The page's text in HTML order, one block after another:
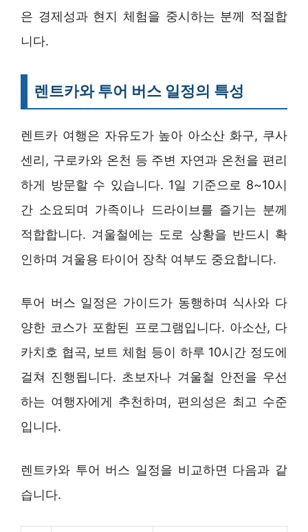
은 경제성과 현지 체험을 중시하는 분께 적절합
니다.
렌트카와 투어 버스 일정의 특성
렌트카 여행은 자유도가 높아 아소산 화구, 쿠사
센리, 구로카와 온천 등 주변 자연과 온천을 편리
하게 방문할 수 있습니다. 1일 기준으로 8~10시
간 소요되며 가족이나 드라이브를 즐기는 분께
적합합니다. 겨울철에는 도로 상황을 반드시 확
인하며 겨울용 타이어 장착 여부도 중요합니다.
투어 버스 일정은 가이드가 동행하며 식사와 다
양한 코스가 포함된 프로그램입니다. 아소산, 다
카치호 협곡, 보트 체험 등이 하루 10시간 정도에
걸쳐 진행됩니다. 초보자나 겨울철 안전을 우선
하는 여행자에게 추천하며, 편의성은 최고 수준
입니다.
렌트카와 투어 버스 일정을 비교하면 다음과 같
습니다.